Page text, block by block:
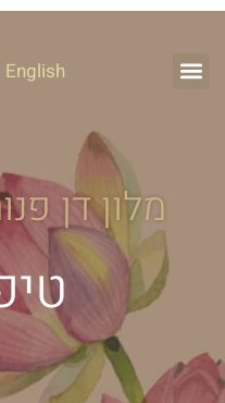
English
מלון דן